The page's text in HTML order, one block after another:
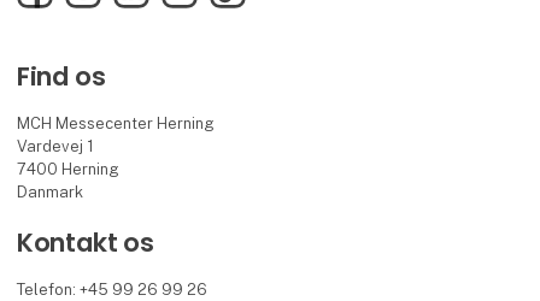
Find os
MCH Messecenter Herning
Vardevej 1
7400 Herning
Danmark
Kontakt os
Telefon: +45 99 26 99 26